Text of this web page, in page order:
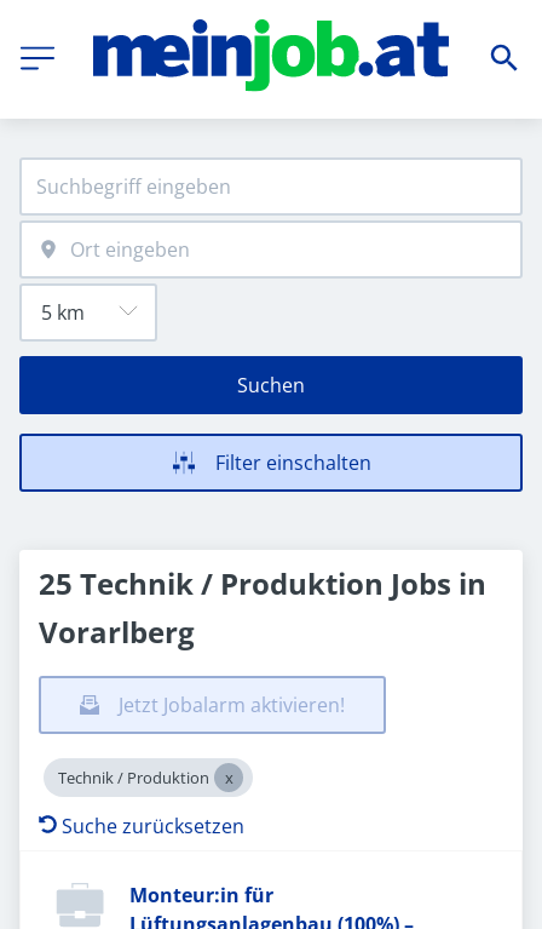
Suchen
Filter einschalten
25 Technik / Produktion Jobs in
Vorarlberg
Jetzt Jobalarm aktivieren!
Technik / Produktion
Suche zurücksetzen
Monteur:in für